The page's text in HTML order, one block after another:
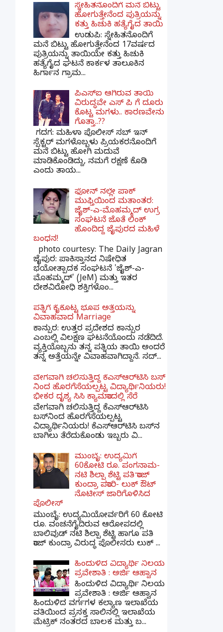
ಸ್ನೇಹಿತನೊಂದಿಗೆ ಮನೆ ಬಿಟ್ಟು
ಹೋಗುತ್ತೇನೆಂದ ಪುತ್ರಿಯನ್ನು
ಕತ್ತು ಹಿಚುಕಿ ಹತ್ಯೆಗೈದ ತಾಯಿ
ಉಡುಪಿ: ಸ್ನೇಹಿತನೊಂದಿಗೆ
ಮನೆ ಬಿಟ್ಟು ಹೋಗುತ್ತೇನೆಂದ 17ವರ್ಷದ
ಪುತ್ರಿಯನ್ನು ತಾಯಿಯೇ ಕತ್ತು ಹಿಚುಕಿ
ಹತ್ಯೆಗೈದ ಘಟನೆ ಕಾರ್ಕಳ ತಾಲೂಕಿನ
ಹಿರ್ಗಾನ ಗ್ರಾಮ...
ಪಿಎಸ್​ಐ ಆಗಿರುವ ತಾಯಿ
ವಿರುದ್ಧವೇ ಎಸ್ ಪಿ ಗೆ ದೂರು
ಕೊಟ್ಟ ಮಗಳು.. ಕಾರಣವೇನು
ಗೊತ್ತಾ..??
ಗದಗ​: ಮಹಿಳಾ ಪೊಲೀಸ್​ ಸಬ್ ​ಇನ್​
ಸ್ಪೆಕ್ಟರ್​ ಮಗಳೊಬ್ಬಳು ಪ್ರಿಯಕರನೊಂದಿಗೆ
ಮನೆ ಬಿಟ್ಟು ಹೋಗಿ ಮದುವೆ
ಮಾಡಿಕೊಂಡಿದ್ದು, ನಮಗೆ ರಕ್ಷಣೆ ಕೊಡಿ
ಎಂದು ತಾಯ...
ಫೋನ್ ನಲ್ಲೇ ಪಾಕ್
ಮುಫ್ತಿಯಿಂದ ಮತಾಂತರ:
ಜೈಶ್-ಎ-ಮೊಹಮ್ಮದ್ ಉಗ್ರ
ಸಂಘಟನೆ ಜೊತೆ ಲಿಂಕ್
ಹೊಂದಿದ್ದ ಜೈಪುರದ ಮಹಿಳೆ
ಬಂಧನ!
photo courtesy: The Daily Jagran
ಜೈಪುರ: ಪಾಕಿಸ್ತಾನದ ನಿಷೇಧಿತ
ಭಯೋತ್ಪಾದಕ ಸಂಘಟನೆ 'ಜೈಶ್-ಎ-
ಮೊಹಮ್ಮದ್' (JeM) ಮತ್ತು ಇತರ
ದೇಶವಿರೋಧಿ ಶಕ್ತಿಗಳೊಂ...
ಪತ್ನಿಗೆ ಕೈಕೊಟ್ಟ ಭೂಪ ಅತ್ತೆಯನ್ನು
ವಿವಾಹವಾದ Marriage
ಕಾನ್ಪುರ: ಉತ್ತರ ಪ್ರದೇಶದ ಕಾನ್ಪುರ
ಎಂಬಲ್ಲಿ ವಿಲಕ್ಷಣ ಘಟನೆಯೊಂದು ನಡೆದಿದೆ.
ವ್ಯಕ್ತಿಯೊಬ್ಬನು ತನ್ನ ಪತ್ನಿಯ ತಾಯಿ ಅಂದರೆ
ತನ್ನ ಅತ್ತೆಯನ್ನೇ ವಿವಾಹವಾಗಿದ್ದಾನೆ. ಸದ್...
ವೇಗವಾಗಿ ಚಲಿಸುತ್ತಿದ್ದ ಕೆಎಸ್​ಆರ್​ಟಿಸಿ ಬಸ್​
ನಿಂದ ಹೊರಗೆಸೆಯಲ್ಪಟ್ಟ ವಿದ್ಯಾರ್ಥಿನಿಯರು!
ಭೀಕರ ದೃಶ್ಯ ಸಿಸಿ ಕ್ಯಾಮರಾದಲ್ಲಿ ಸೆರೆ
ವೇಗವಾಗಿ ಚಲಿಸುತ್ತಿದ್ದ ಕೆಎಸ್‌ಆರ್‌ಟಿಸಿ
ಬಸ್‌ನಿಂದ ಹೊರಗೆಸೆಯಲ್ಪಟ್ಟ
ವಿದ್ಯಾರ್ಥಿನಿಯರು! ಕೆಎಸ್‌ಆರ್‌ಟಿಸಿ ಬಸ್‌ನ
ಬಾಗಿಲು ತೆರೆದುಕೊಂಡು ಇಬ್ಬರು ವಿ...
ಮುಂಬೈ: ಉದ್ಯಮಿಗೆ
60ಕೋಟಿ ರೂ. ಪಂಗನಾಮ-
ನಟಿ ಶಿಲ್ಪಾ ಶೆಟ್ಟಿ ಪತಿ ರಾಜ್
ಕುಂದ್ರಾ ಪರಾರಿ- ಲುಕ್ ಔಟ್
ನೊಟೀಸ್ ಜಾರಿಗೊಳಿಸಿದ
ಪೊಲೀಸ್
ಮುಂಬೈ: ಉದ್ಯಮಿಯೋರ್ವರಿಗೆ 60 ಕೋಟಿ
ರೂ. ವಂಚನೆಗೈದಿರುವ ಆರೋಪದಲ್ಲಿ
ಬಾಲಿವುಡ್ ನಟಿ ಶಿಲ್ಪಾ ಶೆಟ್ಟಿ ಹಾಗೂ ಪತಿ
ರಾಜ್ ಕುಂದ್ರಾ ವಿರುದ್ಧ ಪೊಲೀಸರು ಲುಕ್ ...
ಹಿಂದುಳಿದ ವಿದ್ಯಾರ್ಥಿ ನಿಲಯ
ಪ್ರವೇಶಾತಿ : ಅರ್ಜಿ ಆಹ್ವಾನ
ಹಿಂದುಳಿದ ವಿದ್ಯಾರ್ಥಿ ನಿಲಯ
ಪ್ರವೇಶಾತಿ : ಅರ್ಜಿ ಆಹ್ವಾನ
ಹಿಂದುಳಿದ ವರ್ಗಗಳ ಕಲ್ಯಾಣ ಇಲಾಖೆಯ
ವತಿಯಿಂದ ಪ್ರಸಕ್ತ ಸಾಲಿನಲ್ಲಿ ಇಲಾಖೆಯ
ಮೆಟ್ರಿಕ್ ನಂತರದ ಬಾಲಕ ಮತ್ತು ಬ...